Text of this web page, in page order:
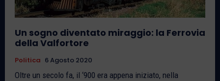
Un sogno diventato miraggio: la Ferrovia
della Valfortore
Politica 6 Agosto 2020
Oltre un secolo fa, il ‘900 era appena iniziato, nella